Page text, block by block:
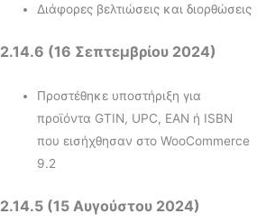
Διάφορες βελτιώσεις και διορθώσεις
2.14.6 (16 Σεπτεμβρίου 2024)
Προστέθηκε υποστήριξη για
προϊόντα GTIN, UPC, EAN ή ISBN
που εισήχθησαν στο WooCommerce
9.2
2.14.5 (15 Αυγούστου 2024)